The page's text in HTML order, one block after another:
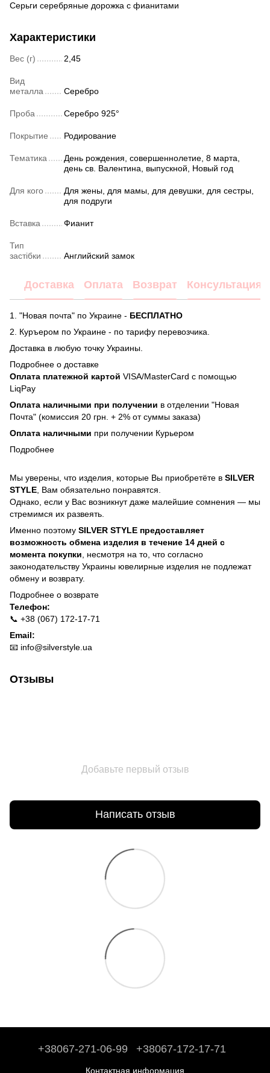
Серьги серебряные дорожка с фианитами
Характеристики
Вес (г) 2,45
Вид
металла
Серебро
Проба Серебро 925°
Покрытие Родирование
Тематика
День рождения, совершеннолетие, 8 марта,
день св. Валентина, выпускной, Новый год
Для кого
Для жены, для мамы, для девушки, для сестры,
для подруги
Вставка Фианит
Тип
застібки
Английский замок
Доставка Оплата Возврат Консультация
1. "Новая почта" по Украине - БЕСПЛАТНО
2. Куръером по Украине - по тарифу перевозчика.
Доставка в любую точку Украины.
Подробнее о доставке
Оплата платежной картой VISA/MasterCard с помощью
LiqPay
Оплата наличными при получении в отделении "Новая
Почта" (комиссия 20 грн. + 2% от суммы заказа)
Оплата наличными при получении Курьером
Подробнее
Мы уверены, что изделия, которые Вы приобретёте в SILVER
STYLE , Вам обязательно понравятся.
Однако, если у Вас возникнут даже малейшие сомнения — мы
стремимся их развеять.
Именно поэтому SILVER STYLE предоставляет
возможность обмена изделия в течение 14 дней с
момента покупки , несмотря на то, что согласно
законодательству Украины ювелирные изделия не подлежат
обмену и возврату.
Подробнее о возврате
Телефон:
📞 +38 (067) 172-17-71
Email:
📧 info@silverstyle.ua
Отзывы
Добавьте первый отзыв
Написать отзыв
+38067-271-06-99 +38067-172-17-71
Контактная информация